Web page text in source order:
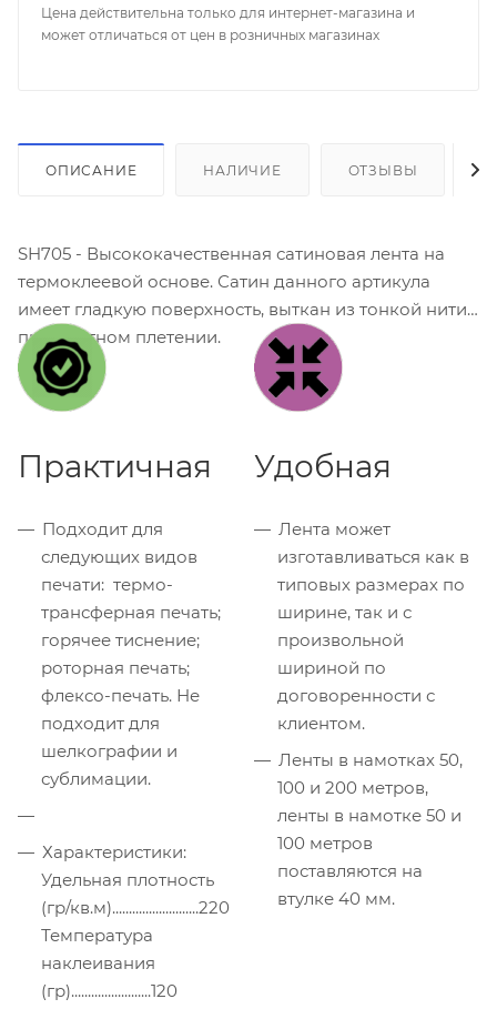
Цена действительна только для интернет-магазина и
может отличаться от цен в розничных магазинах
ОПИСАНИЕ НАЛИЧИЕ ОТЗЫВЫ
SH705 - Высококачественная сатиновая лента на
термоклеевой основе. Сатин данного артикула
имеет гладкую поверхность, выткан из тонкой нити
при плотном плетении.
Практичная
Подходит для
следующих видов
печати: термо-
трансферная печать;
горячее тиснение;
роторная печать;
флексо-печать. Не
подходит для
шелкографии и
сублимации.
Характеристики:
Удельная плотность
(гр/кв.м)..........................220
Температура
наклеивания
(гр)........................120
Удобная
Лента может
изготавливаться как в
типовых размерах по
ширине, так и с
произвольной
шириной по
договоренности с
клиентом.
Ленты в намотках 50,
100 и 200 метров,
ленты в намотке 50 и
100 метров
поставляются на
втулке 40 мм.